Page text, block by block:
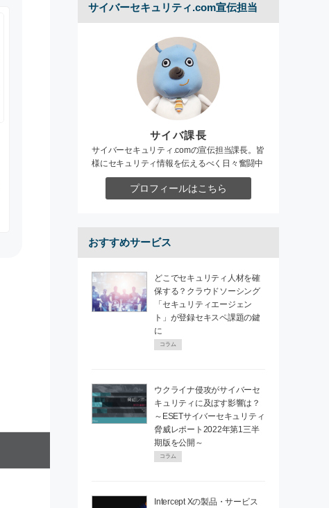
サイバーセキュリティ.com宣伝担当
サイバ課長
サイバーセキュリティ.comの宣伝担当課長。皆
様にセキュリティ情報を伝えるべく日々奮闘中
プロフィールはこちら
おすすめサービス
どこでセキュリティ人材を確
保する？クラウドソーシング
「セキュリティエージェン
ト」が登録セキスペ課題の鍵
に
コラム
ウクライナ侵攻がサイバーセ
キュリティに及ぼす影響は？
～ESETサイバーセキュリティ
脅威レポート2022年第1三半
期版を公開～
コラム
Intercept Xの製品・サービス